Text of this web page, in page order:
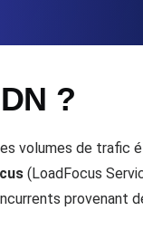
Code
JS et MCP
?
volumes de trafic
(LoadFocus
provenant